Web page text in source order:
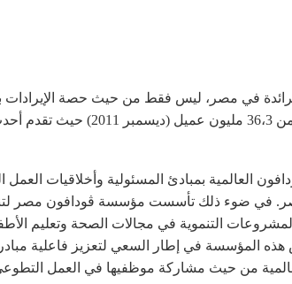
في مصر، ليس فقط من حيث حصة الإيرادات
العالمية بمبادئ المسئولية وأخلاقيات
التنموية في مجالات الصحة وتعليم
المؤسسة في إطار السعي لتعزيز فاعلية
من حيث مشاركة موظفيها في العمل التطوعي